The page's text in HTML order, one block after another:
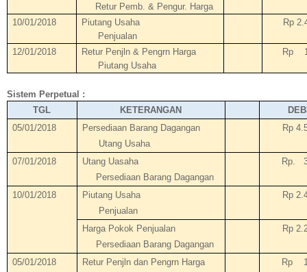
Retur Pemb. & Pengur. Harga
10/01/2018
Piutang Usaha
Penjualan
Rp
12/01/2018
Retur Penjln & Pengrn Harga
Piutang Usaha
Rp
Sistem Perpetual :
TGL
KETERANGAN
05/01/2018
Persediaan Barang Dagangan
Utang Usaha
Rp
07/01/2018
Utang Uasaha
Persediaan Barang Dagangan
Rp.
10/01/2018
Piutang Usaha
Penjualan
Rp
Harga Pokok Penjualan
Persediaan Barang Dagangan
Rp
05/01/2018
Retur Penjln dan Pengrn Harga
Rp